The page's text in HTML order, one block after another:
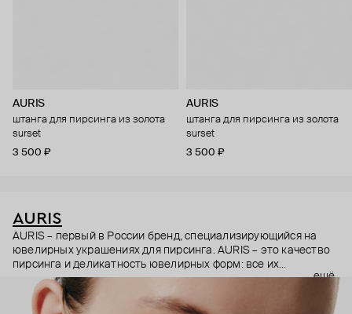
AURIS
штанга для пирсинга из золота
surset
3 500 ₽
AURIS
штанга для пирсинга из золота
surset
3 500 ₽
AURIS
AURIS – первый в России бренд, специализирующийся на
ювелирных украшениях для пирсинга. AURIS – это качество
пирсинга и деликатность ювелирных форм: все их
украшения ручной работы. В процессе создания участвуют
как профессиональные пирсеры (они отвечают за
безопасность и эргономичность пирсинга), так и ювелирные
ещё